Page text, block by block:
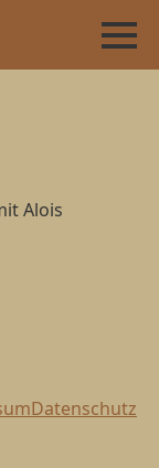
Alois
Datenschutz